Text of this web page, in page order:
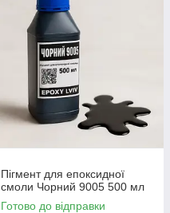
Пігмент для епоксидної
смоли Чорний 9005 500 мл
Готово до відправки